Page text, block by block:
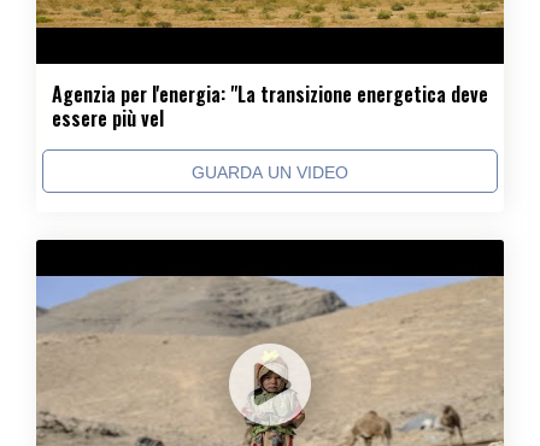
Agenzia per l'energia: "La transizione energetica deve
essere più vel
GUARDA UN VIDEO